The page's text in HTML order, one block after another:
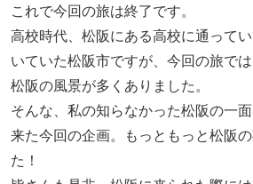
これで今回の旅は終了です。
高校時代、松阪にある高校に通って
いていた松阪市ですが、今回の旅で
松阪の風景が多くありました。
そんな、私の知らなかった松阪の一
来た今回の企画。もっともっと松阪
た！